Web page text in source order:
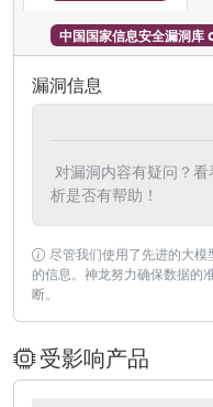
中国国家信息安全漏洞库
漏洞信息
对漏洞内容有疑问？
析是否有帮助！
尽管我们使用了先进的大
的信息。神龙努力确保数据的
断。
受影响产品